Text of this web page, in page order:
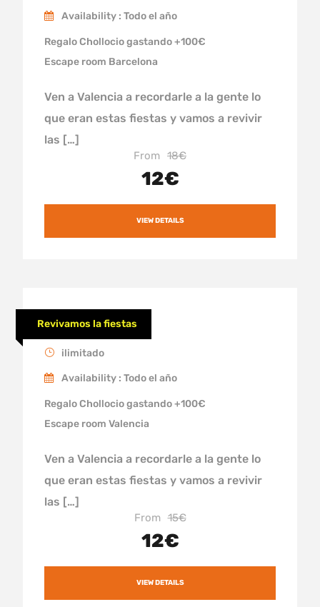
Availability : Todo el año
Regalo Chollocio gastando +100€
Escape room Barcelona
Ven a Valencia a recordarle a la gente lo
que eran estas fiestas y vamos a revivir
las […]
From 18€
12€
VIEW DETAILS
Revivamos la fiestas
Revivir las Fallas
ilimitado
Availability : Todo el año
Regalo Chollocio gastando +100€
Escape room Valencia
Ven a Valencia a recordarle a la gente lo
que eran estas fiestas y vamos a revivir
las […]
From 15€
12€
VIEW DETAILS